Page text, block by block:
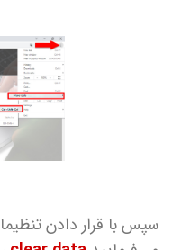
سپس با قرار دادن